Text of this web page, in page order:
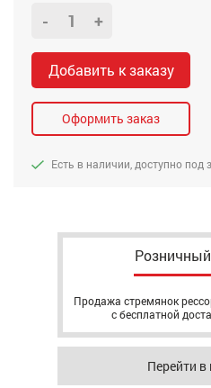
- +
Добавить к заказу
Оформить заказ
Есть в наличии, доступно под
Продажа стремянок
с бесплатной
Перейти в